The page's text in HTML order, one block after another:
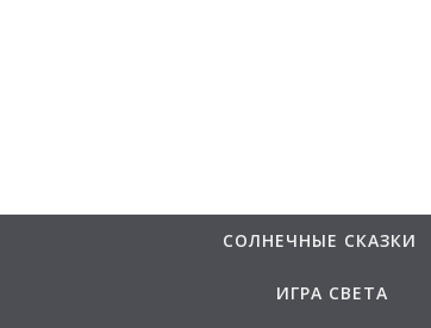
СОЛНЕЧНЫЕ СКАЗКИ
ИГРА СВЕТА